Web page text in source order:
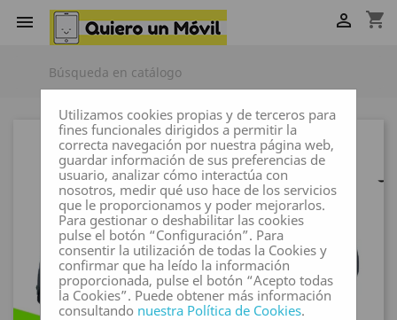
 shopping_cart

Utilizamos cookies propias y de terceros para
fines funcionales dirigidos a permitir la
correcta navegación por nuestra página web,
guardar información de sus preferencias de
usuario, analizar cómo interactúa con
nosotros, medir qué uso hace de los servicios
que le proporcionamos y poder mejorarlos.
Para gestionar o deshabilitar las cookies
pulse el botón “Configuración”. Para
consentir la utilización de todas la Cookies y
confirmar que ha leído la información
proporcionada, pulse el botón “Acepto todas
la Cookies”. Puede obtener más información
consultando nuestra Política de Cookies.